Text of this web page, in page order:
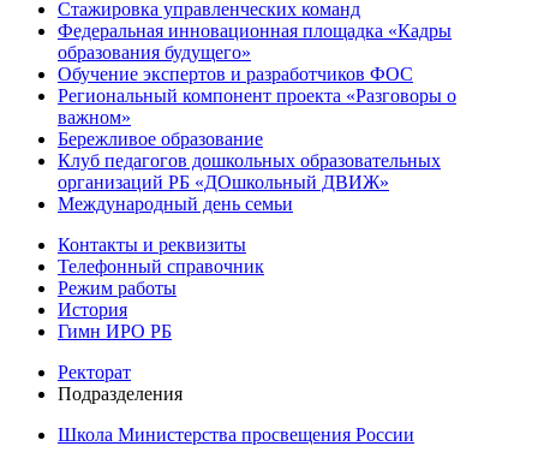
Стажировка управленческих команд
Федеральная инновационная площадка «Кадры
образования будущего»
Обучение экспертов и разработчиков ФОС
Региональный компонент проекта «Разговоры о
важном»
Бережливое образование
Клуб педагогов дошкольных образовательных
организаций РБ «ДОшкольный ДВИЖ»
Международный день семьи
Контакты и реквизиты
Телефонный справочник
Режим работы
История
Гимн ИРО РБ
Ректорат
Подразделения
Школа Министерства просвещения России